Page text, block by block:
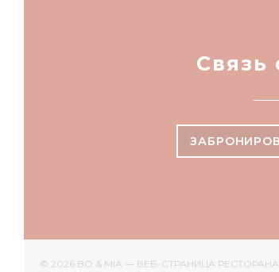
Связь
© 2026 BO & MIA — ВЕБ-СТРАНИЦА